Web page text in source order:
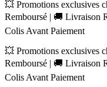
💥 Promotions exclusives
Remboursé | 🚚 Livraison
Colis Avant Paiement
💥 Promotions exclusives
Remboursé | 🚚 Livraison
Colis Avant Paiement